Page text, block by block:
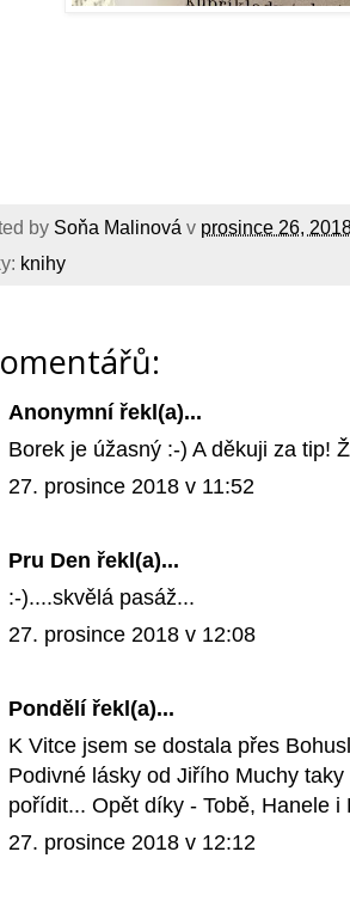
by Soňa Malinová v prosince 26,
knihy
Anonymní řekl(a)...
Borek je úžasný :-) A děkuji za tip!
27. prosince 2018 v 11:52
Pru Den řekl(a)...
:-)....skvělá pasáž...
27. prosince 2018 v 12:08
Pondělířekl(a)...
K Vitce jsem se dostala přes
Podivné lásky od Jiřího Muchy
pořídit... Opět díky - Tobě, Hanele i
27. prosince 2018 v 12:12